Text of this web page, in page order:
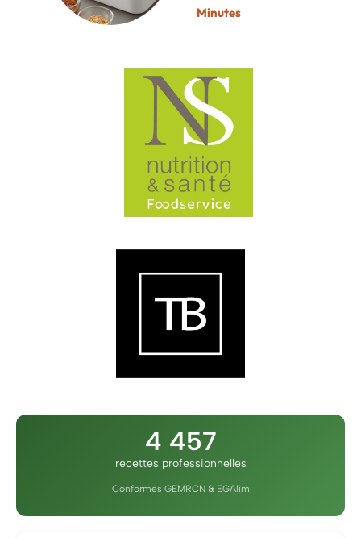
Minutes
4 457
recettes professionnelles
Conformes GEMRCN & EGAlim